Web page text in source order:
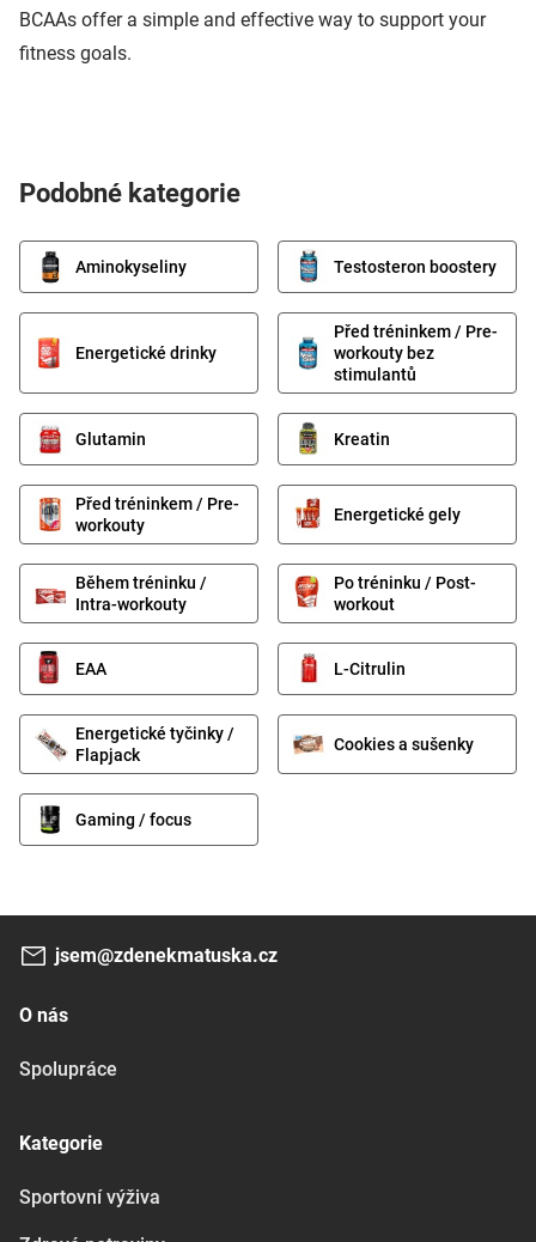
BCAAs offer a simple and effective way to support your
fitness goals.
Podobné kategorie
Aminokyseliny Testosteron boostery
Energetické drinky
Před tréninkem / Pre-
workouty bez
stimulantů
Glutamin Kreatin
Před tréninkem / Pre-
workouty
Energetické gely
Během tréninku /
Intra-workouty
Po tréninku / Post-
workout
EAA L-Citrulin
Energetické tyčinky /
Flapjack
Cookies a sušenky
Gaming / focus
jsem@zdenekmatuska.cz
O nás
Spolupráce
Kategorie
Sportovní výživa